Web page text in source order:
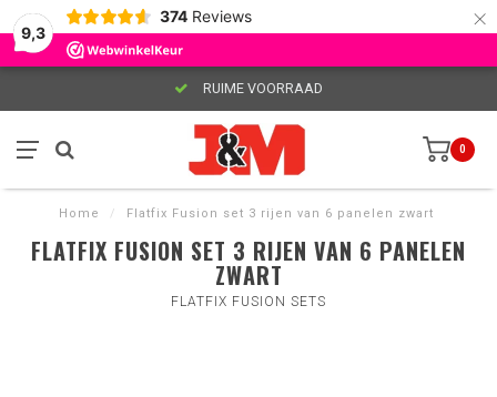
9,3
374 Reviews ×
RUIME VOORRAAD
0
Home / Flatfix Fusion set 3 rijen van 6 panelen zwart
FLATFIX FUSION SET 3 RIJEN VAN 6 PANELEN
ZWART
FLATFIX FUSION SETS